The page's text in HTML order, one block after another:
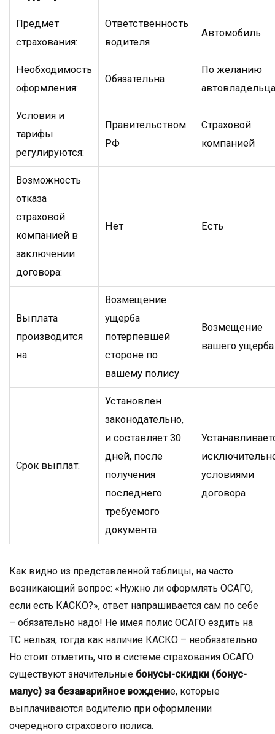
Предмет
страхования:
Ответственность
водителя
Автомобиль
Необходимость
оформления:
Обязательна
По желанию
автовладельца
Условия и
тарифы
регулируются:
Правительством
РФ
Страховой
компанией
Возможность
отказа
страховой
компанией в
заключении
договора:
Нет Есть
Выплата
производится
на:
Возмещение
ущерба
потерпевшей
стороне по
вашему полису
Возмещение
вашего ущерба
Срок выплат:
Установлен
законодательно,
и составляет 30
дней, после
получения
последнего
требуемого
документа
условиями
договора
Как видно из представленной таблицы, на часто
возникающий вопрос: «Нужно ли оформлять ОСАГО,
если есть КАСКО?», ответ напрашивается сам по себе
– обязательно надо! Не имея полис ОСАГО ездить на
ТС нельзя, тогда как наличие КАСКО – необязательно.
Но стоит отметить, что в системе страхования ОСАГО
существуют значительные бонусы-скидки (бонус-
малус) за безаварийное вождение, которые
выплачиваются водителю при оформлении
очередного страхового полиса.